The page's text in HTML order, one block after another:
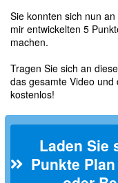
Sie konnten sich nun
mir entwickelten 5
machen.
Tragen Sie sich an
das gesamte Video und
kostenlos!
Laden Sie
Punkte